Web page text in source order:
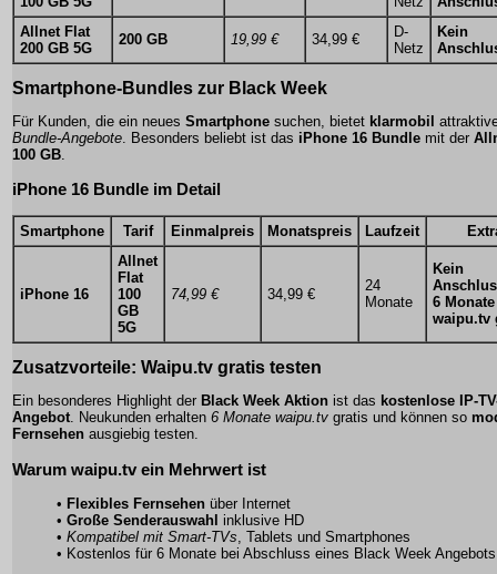
Allnet Flat
200 GB 5G
200 GB 19,99 € 34,99 €
D-
Netz
Kein
Smartphone-Bundles zur Black Week
Für Kunden, die ein neues Smartphone suchen, bietet klarmobil
Bundle-Angebote. Besonders beliebt ist das iPhone 16 Bundle mit der
100 GB.
iPhone 16 Bundle im Detail
Smartphone Tarif Einmalpreis Monatspreis Laufzeit
iPhone 16
Allnet
Flat
100
GB
5G
74,99 € 34,99 €
24
Monate
Kein
6 Monate
waipu.tv
Zusatzvorteile: Waipu.tv gratis testen
Ein besonderes Highlight der Black Week Aktion ist das kostenlose IP-
Angebot. Neukunden erhalten 6 Monate waipu.tv gratis und können so
Fernsehen ausgiebig testen.
Warum waipu.tv ein Mehrwert ist
• Flexibles Fernsehen über Internet
• Große Senderauswahl inklusive HD
• Kompatibel mit Smart-TVs , Tablets und Smartphones
• Kostenlos für 6 Monate bei Abschluss eines Black Week Angebots